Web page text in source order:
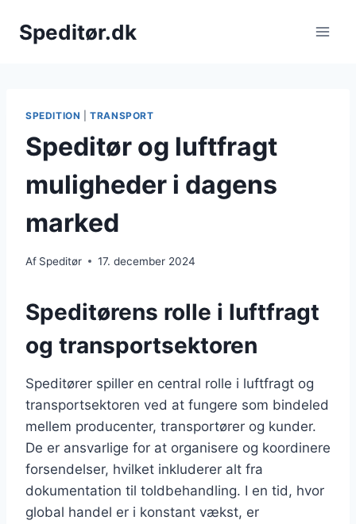
Speditør.dk
SPEDITION |TRANSPORT
Speditør og luftfragt
muligheder i dagens
marked
Af Speditør 17. december 2024
Speditørens rolle i luftfragt
og transportsektoren
Speditører spiller en central rolle i luftfragt og
transportsektoren ved at fungere som bindeled
mellem producenter, transportører og kunder.
De er ansvarlige for at organisere og koordinere
forsendelser, hvilket inkluderer alt fra
dokumentation til toldbehandling. I en tid, hvor
global handel er i konstant vækst, er